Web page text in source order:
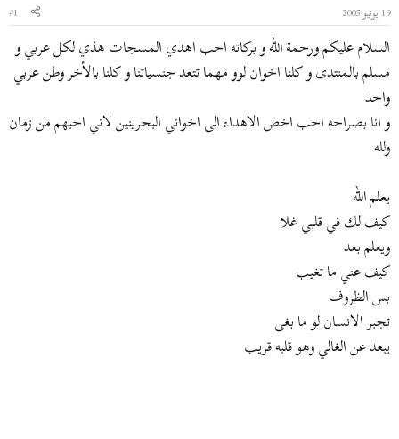
م
و
ض
ع
ل
ب
د
19 يونيو 2005
#1
السلام عليكم ورحمة الله و بركاته احب اهدي المسجات هذي لكل عربي و
مسلم بالمنتدى و كلنا اخوان لوو مهما تتعد جنسياتنا و كلنا بالأخر وطن عربي
واحد
و انا بصراحه احب اخص الاهداء الى اخواني البحرينين لاني احبهم من زمان
ولله
يعلم الله
كيف لك في قلبي غلا
ويعلم بعد
كيف عني ما تغيب
بس الظروف
تجبر الانسان لو ما بغى
يبعد عن الغالي وهو قلبه قريب